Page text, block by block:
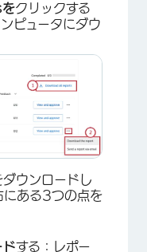
×
クリックする
ピュータにダウ
ウンロードし
にある3つの点を
ドする：レポー